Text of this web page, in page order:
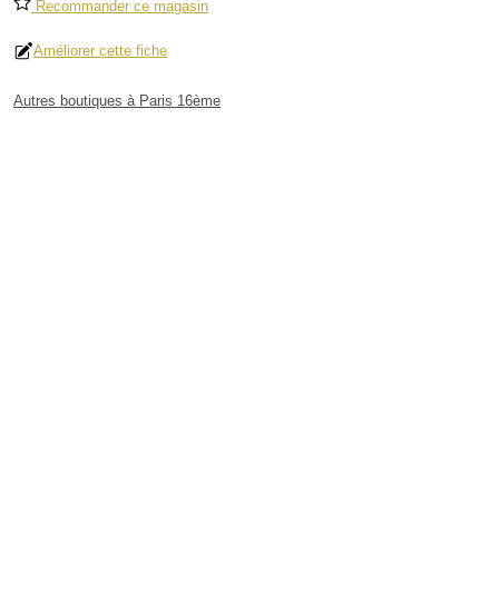
Recommander ce magasin
Améliorer cette fiche
Autres boutiques à Paris 16ème